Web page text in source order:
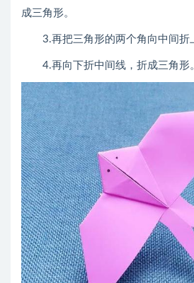
成三角形。
3.再把三角形的两个角向中间折
4.再向下折中间线，折成三角形